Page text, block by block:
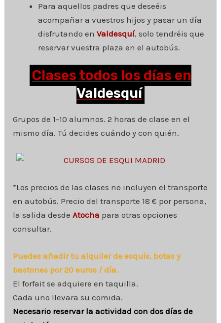
Para aquellos padres que deseéis
acompañar a vuestros hijos y pasar un día
disfrutando enValdesquí, solo tendréis que
reservar vuestra plaza en el autobús.
Clases todos los días en
Valdesquí
Grupos de 1-10 alumnos. 2 horas de clase en el
mismo día. Tú decides cuándo y con quién.
*Los precios de las clases no incluyen el transporte
en autobús. Precio del transporte 18 € por persona,
la salida desdeAtocha para otras opciones
consultar.
Puedes añadir tu alquiler de esquís, botas y
bastones por 20 euros / día.
El forfait se adquiere en taquilla.
Cada uno llevara su comida.
Necesario reservar la actividad con dos días de